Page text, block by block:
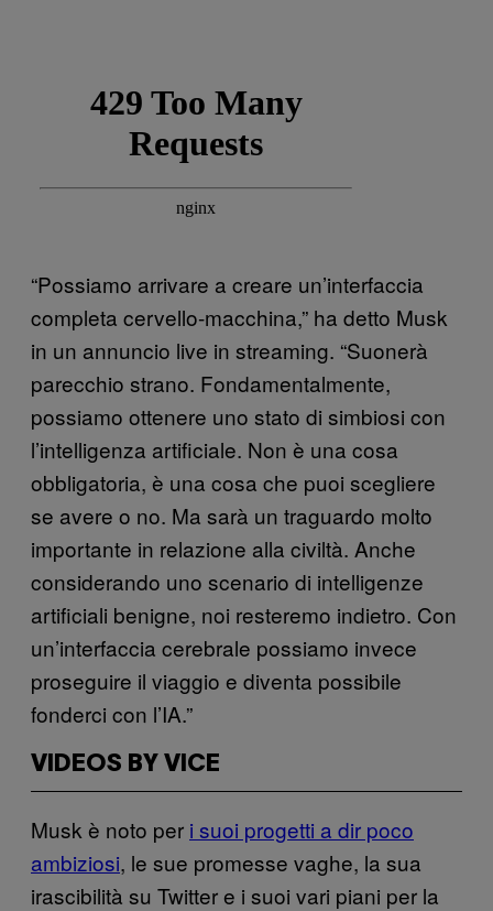
“Possiamo arrivare a creare un’interfaccia
completa cervello-macchina,” ha detto Musk
in un annuncio live in streaming. “Suonerà
parecchio strano. Fondamentalmente,
possiamo ottenere uno stato di simbiosi con
l’intelligenza artificiale. Non è una cosa
obbligatoria, è una cosa che puoi scegliere
se avere o no. Ma sarà un traguardo molto
importante in relazione alla civiltà. Anche
considerando uno scenario di intelligenze
artificiali benigne, noi resteremo indietro. Con
un’interfaccia cerebrale possiamo invece
proseguire il viaggio e diventa possibile
fonderci con l’IA.”
VIDEOS BY VICE
Musk è noto per i suoi progetti a dir poco
ambiziosi, le sue promesse vaghe, la sua
irascibilità su Twitter e i suoi vari piani per la